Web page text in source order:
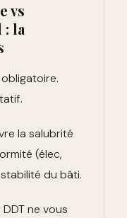
vs
la
la salubrité
(élec,
du bâti.
ne vous